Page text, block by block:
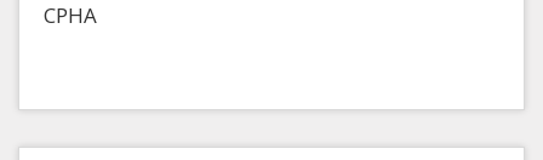
СРНА